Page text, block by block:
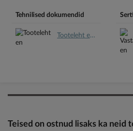
Tehnilised dokumendid
Tooteleht en.pdf
Teised on ostnud lisaks ka neid